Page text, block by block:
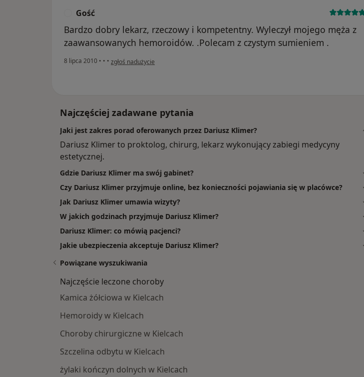
Gość
Bardzo dobry lekarz, rzeczowy i kompetentny. Wyleczył mojego męża z
zaawansowanych hemoroidów. .Polecam z czystym sumieniem .
8 lipca 2010 • • • w opinii użytkownika Gość
zgłoś nadużycie
Najczęściej zadawane pytania
Jaki jest zakres porad oferowanych przez Dariusz Klimer?
Dariusz Klimer to proktolog, chirurg, lekarz wykonujący zabiegi medycyny
estetycznej.
Gdzie Dariusz Klimer ma swój gabinet?
Czy Dariusz Klimer przyjmuje online, bez konieczności pojawiania się w placówce?
Jak Dariusz Klimer umawia wizyty?
W jakich godzinach przyjmuje Dariusz Klimer?
Dariusz Klimer: co mówią pacjenci?
Jakie ubezpieczenia akceptuje Dariusz Klimer?
Powiązane wyszukiwania
Najczęście leczone choroby
Kamica żółciowa w Kielcach
Hemoroidy w Kielcach
Choroby chirurgiczne w Kielcach
Szczelina odbytu w Kielcach
żylaki kończyn dolnych w Kielcach